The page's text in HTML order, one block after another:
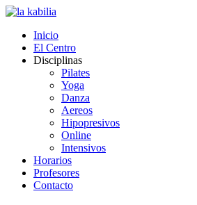
Inicio
El Centro
Disciplinas
Pilates
Yoga
Danza
Aereos
Hipopresivos
Online
Intensivos
Horarios
Profesores
Contacto